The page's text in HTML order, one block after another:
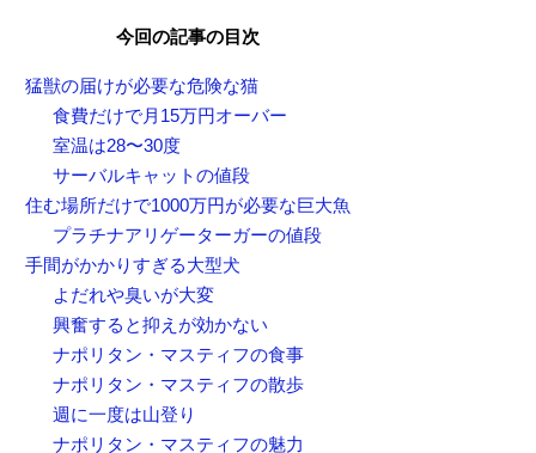
今回の記事の目次
猛獣の届けが必要な危険な猫
食費だけで月15万円オーバー
室温は28〜30度
サーバルキャットの値段
住む場所だけで1000万円が必要な巨大魚
プラチナアリゲーターガーの値段
手間がかかりすぎる大型犬
よだれや臭いが大変
興奮すると抑えが効かない
ナポリタン・マスティフの食事
ナポリタン・マスティフの散歩
週に一度は山登り
ナポリタン・マスティフの魅力